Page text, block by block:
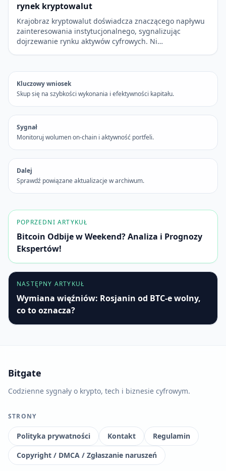
rynek kryptowalut
Krajobraz kryptowalut doświadcza znaczącego napływu
zainteresowania instytucjonalnego, sygnalizując
dojrzewanie rynku aktywów cyfrowych. Ni…
Kluczowy wniosek
Skup się na szybkości wykonania i efektywności kapitału.
Sygnał
Monitoruj wolumen on-chain i aktywność portfeli.
Dalej
Sprawdź powiązane aktualizacje w archiwum.
POPRZEDNI ARTYKUŁ
Bitcoin Odbije w Weekend? Analiza i Prognozy
Ekspertów!
NASTĘPNY ARTYKUŁ
Wymiana więźniów: Rosjanin od BTC-e wolny,
co to oznacza?
Bitgate
Codzienne sygnały o krypto, tech i biznesie cyfrowym.
STRONY
Polityka prywatności Kontakt
Regulamin
Copyright / DMCA / Zgłaszanie naruszeń